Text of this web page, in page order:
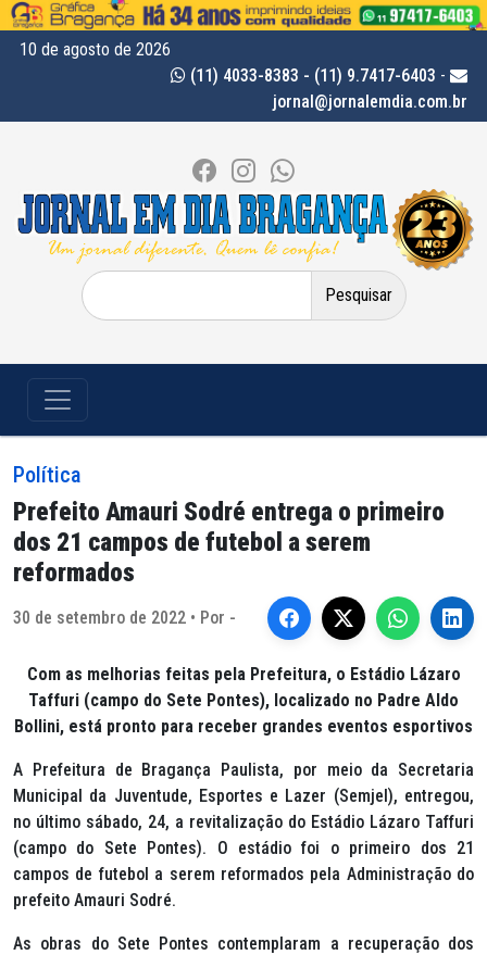
10 de agosto de 2026
(11) 4033-8383 - (11) 9.7417-6403 -
jornal@jornalemdia.com.br
Pesquisar
por:
Política
Prefeito Amauri Sodré entrega o primeiro
dos 21 campos de futebol a serem
reformados
30 de setembro de 2022 • Por -
Com as melhorias feitas pela Prefeitura, o Estádio Lázaro
Taffuri (campo do Sete Pontes), localizado no Padre Aldo
Bollini, está pronto para receber grandes eventos esportivos
A Prefeitura de Bragança Paulista, por meio da Secretaria
Municipal da Juventude, Esportes e Lazer (Semjel), entregou,
no último sábado, 24, a revitalização do Estádio Lázaro Taffuri
(campo do Sete Pontes). O estádio foi o primeiro dos 21
campos de futebol a serem reformados pela Administração do
prefeito Amauri Sodré.
As obras do Sete Pontes contemplaram a recuperação dos